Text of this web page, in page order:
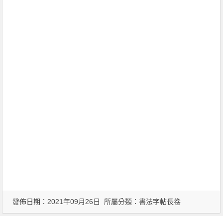
發佈日期：2021年09月26日 所屬分類：書法字帖長卷